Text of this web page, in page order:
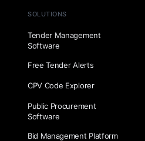
SOLUTIONS
Tender Management
Software
Free Tender Alerts
CPV Code Explorer
Public Procurement
Software
Bid Management Platform